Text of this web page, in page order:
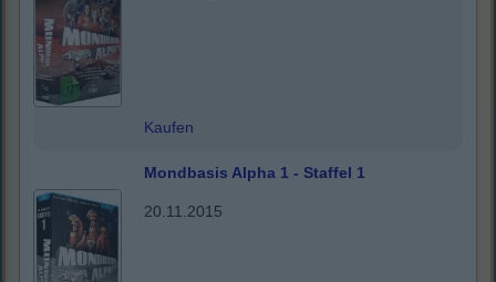
Kaufen
Mondbasis Alpha 1 - Staffel 1
20.11.2015